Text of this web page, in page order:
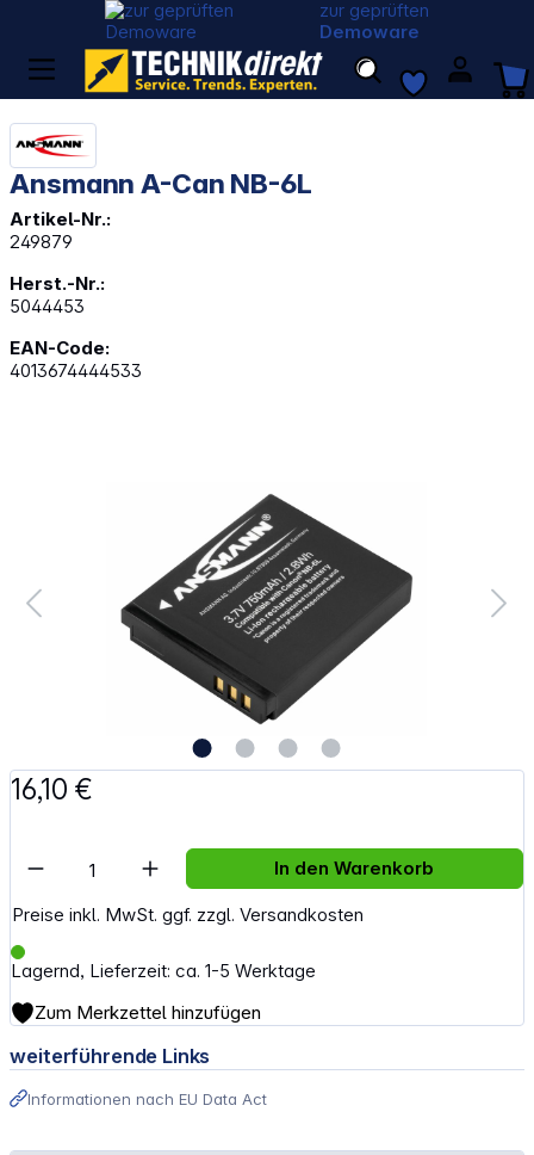
zur geprüften
Demoware
Ansmann A-Can NB-6L
Artikel-Nr.:
249879
Herst.-Nr.:
5044453
EAN-Code:
4013674444533
16,10 €
Preise inkl. MwSt. ggf. zzgl. Versandkosten
Lagernd, Lieferzeit: ca. 1-5 Werktage
Artikel Anzahl: Gib den gewünschten
In den Warenkorb
Zum Merkzettel hinzufügen
weiterführende Links
Informationen nach EU Data Act